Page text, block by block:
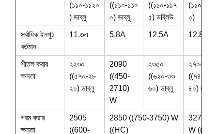
(১১০-১১২০
) ডাব্লু
((১১০-১১০
০) ডাব্লু
((১১০-১১৭
৫) ডব্লিউ
(১১০-১২৭
০)
সর্বাধিক ইনপুট
বর্তমান
11.৩এ 5.8A 12.5A 12.8A
শীতল করার
ক্ষমতা
২২৩০
((৫৭০-২৮
২০) ডাব্লু
2090
((450-
2710)
W
২৩৫০
((৬২০-৩৩
৬০) ডাব্লু
২৭০০
((৭৪০-৩৮
৪০) ডাব্লু
গরম করার
ক্ষমতা
2505
((600-
2850 ((750-3750) W
((HC)
3270
W ((HC)